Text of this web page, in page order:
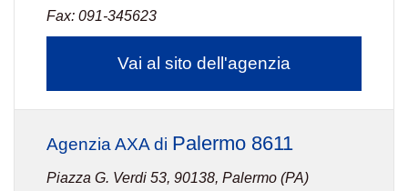
Fax: 091-345623
Vai al sito dell'agenzia
Agenzia AXA di Palermo 8611
Piazza G. Verdi 53, 90138, Palermo (PA)